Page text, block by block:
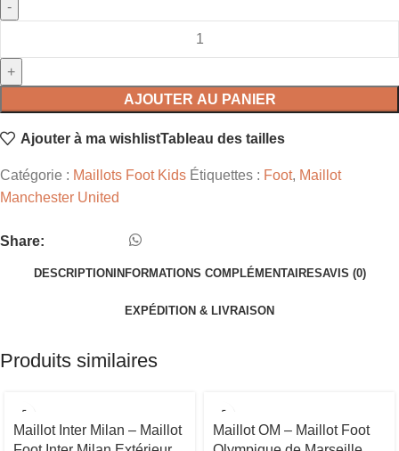
AJOUTER AU PANIER
Ajouter à ma wishlistTableau des tailles
Catégorie : Maillots Foot Kids Étiquettes : Foot, Maillot
Manchester United
Share:
DESCRIPTION INFORMATIONS COMPLÉMENTAIRESAVIS (0)
EXPÉDITION & LIVRAISON
Produits similaires
Maillot Inter Milan – Maillot
Maillot OM – Maillot Foot